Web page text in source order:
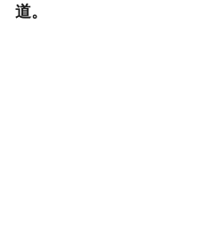
道。